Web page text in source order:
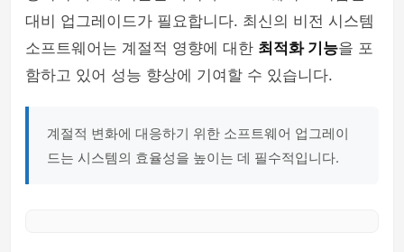
대비 업그레이드가 필요합니다. 최신의 비전 시스템
소프트웨어는 계절적 영향에 대한 최적화 기능을 포
함하고 있어 성능 향상에 기여할 수 있습니다.
계절적 변화에 대응하기 위한 소프트웨어 업그레이
드는 시스템의 효율성을 높이는 데 필수적입니다.